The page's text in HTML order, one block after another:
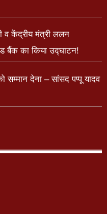
व केंद्रीय मंत्री ललन
बैंक का किया उद्घाटन!
सम्मान देना – सांसद पप्पू यादव